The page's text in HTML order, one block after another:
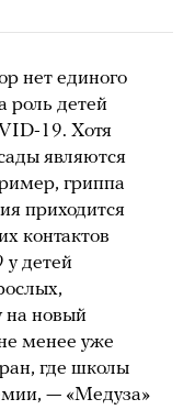
нет единого
роль детей
19. Хотя
являются
гриппа
приходится
контактов
у детей
на новый
менее уже
где школы
— «Медуза»